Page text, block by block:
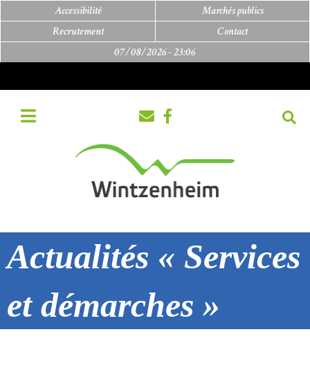
Accessibilité
Marchés publics
Recrutement
Contact
07/08/2026 -23:06
Actualités « Services
et démarches »